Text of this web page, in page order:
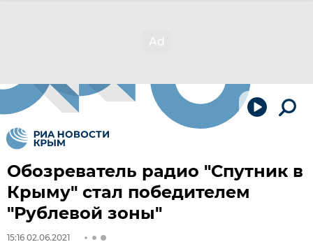
Обозреватель радио "Спутник в
Крыму" стал победителем
"Рублевой зоны"
15:16 02.06.2021